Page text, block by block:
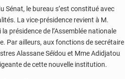
Sénat, le bureau s’est constitué avec
La vice-présidence revient à M.
présidence de l’Assemblée nationale
Par ailleurs, aux fonctions de secrétaire
Alassane Séïdou et Mme Adidjatou
de cette nouvelle institution.